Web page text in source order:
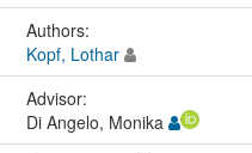
Authors:
Kopf, Lothar
Advisor:
Di Angelo, Monika